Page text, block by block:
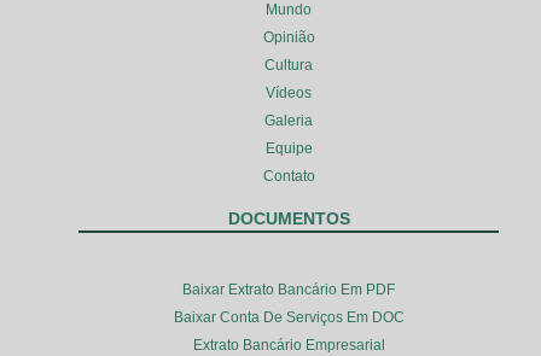
Mundo
Opinião
Cultura
Vídeos
Galeria
Equipe
Contato
DOCUMENTOS
Baixar Extrato Bancário Em PDF
Baixar Conta De Serviços Em DOC
Extrato Bancário Empresarial